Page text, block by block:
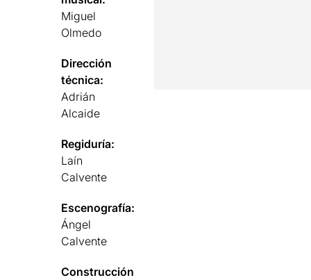
Miguel
Olmedo
Dirección
técnica:
Adrián
Alcaide
Regiduría:
Laín
Calvente
Escenografía:
Ángel
Calvente
Construcción